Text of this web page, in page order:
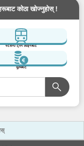
कोठा खोज्नुहोस् !
स्टेशन/ ट्रेन लाइनबाट
मूल्यबाट